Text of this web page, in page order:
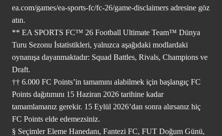
ea.com/games/ea-sports-fc/fc-26/game-disclaimers adresine göz
atın.
** EA SPORTS FC™ 26 Football Ultimate Team™ Dünya
Turu Sezonu İstatistikleri, yalnızca aşağıdaki modlardaki
oynanışa dayanmaktadır: Squad Battles, Rivals, Champions ve
Draft.
†† 6.000 FC Points’in tamamını alabilmek için başlangıç FC
Points dağıtımını 15 Haziran 2026 tarihine kadar
tamamlamanız gerekir. 15 Eylül 2026’dan sonra alırsanız hiç
FC Points elde edemezsiniz.
§ Seçimler Eleme Hanedanı, Fantezi FC, FUT Doğum Günü,